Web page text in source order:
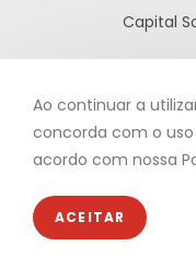
Capital
21
Ao continuar a
concorda com o
acordo com nossa
ACEITAR